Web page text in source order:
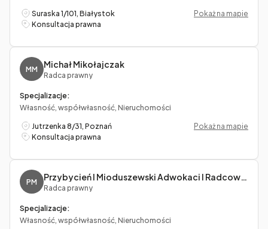
Suraska 1/101, Białystok
Pokaż na mapie
Konsultacja prawna
MM Michał Mikołajczak
Radca prawny
Specjalizacje:
Własność, współwłasność, Nieruchomości
Jutrzenka 8/31, Poznań
Pokaż na mapie
Konsultacja prawna
PM
Radca prawny
Specjalizacje:
Własność, współwłasność, Nieruchomości